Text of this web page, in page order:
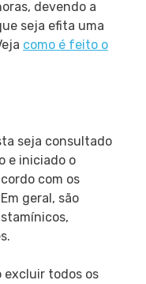
devendo a
seja efita uma
como é feito o
seja consultado
e iniciado o
com os
geral, são
excluir todos os